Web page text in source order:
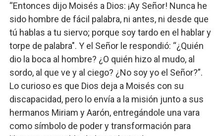
“Entonces dijo Moisés a Dios: ¡Ay Señor! Nunca he
sido hombre de fácil palabra, ni antes, ni desde que
tú hablas a tu siervo; porque soy tardo en el hablar y
torpe de palabra". Y el Señor le respondió: “¿Quién
dio la boca al hombre? ¿O quién hizo al mudo, al
sordo, al que ve y al ciego? ¿No soy yo el Señor?”.
Lo curioso es que Dios deja a Moisés con su
discapacidad, pero lo envía a la misión junto a sus
hermanos Miriam y Aarón, entregándole una vara
como símbolo de poder y transformación para